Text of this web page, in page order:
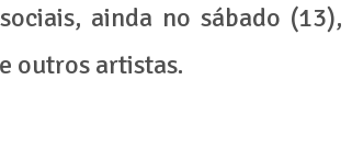
ainda no sábado
outros artistas.